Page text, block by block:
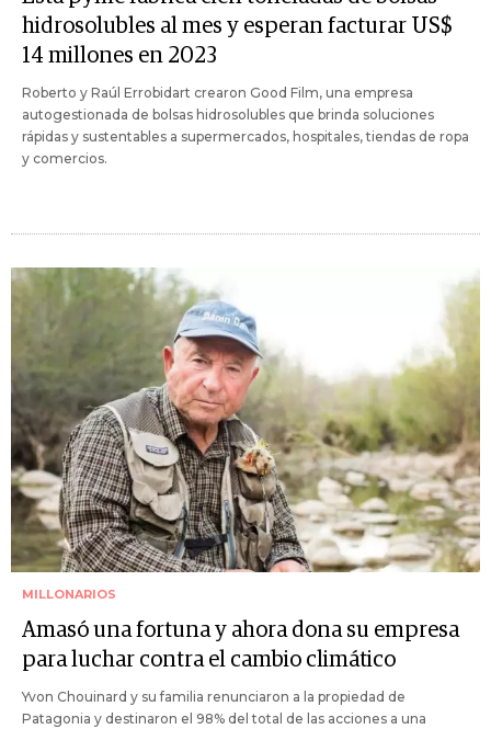
hidrosolubles al mes y esperan facturar US$
14 millones en 2023
Roberto y Raúl Errobidart crearon Good Film, una empresa
autogestionada de bolsas hidrosolubles que brinda soluciones
rápidas y sustentables a supermercados, hospitales, tiendas de ropa
y comercios.
MILLONARIOS
Amasó una fortuna y ahora dona su empresa
para luchar contra el cambio climático
Yvon Chouinard y su familia renunciaron a la propiedad de
Patagonia y destinaron el 98% del total de las acciones a una